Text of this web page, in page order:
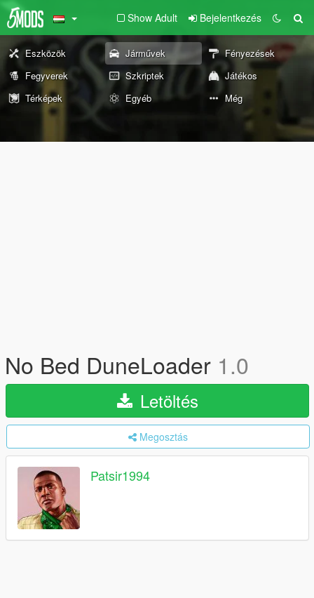
Show Adult Bejelentkezés
Eszközök Járművek
Fényezések
Fegyverek
Szkriptek
Játékos
Térképek
Egyéb Még
No Bed DuneLoader 1.0
Letöltés
Megosztás
Patsir1994